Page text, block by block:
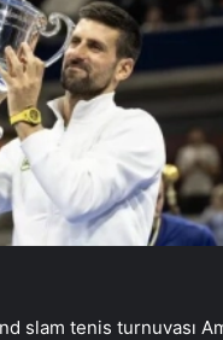
slam tenis turnuvası